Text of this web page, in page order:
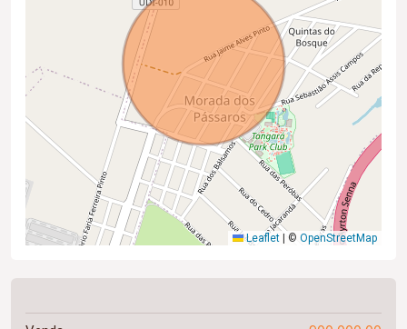
Leaflet © OpenStreetMap